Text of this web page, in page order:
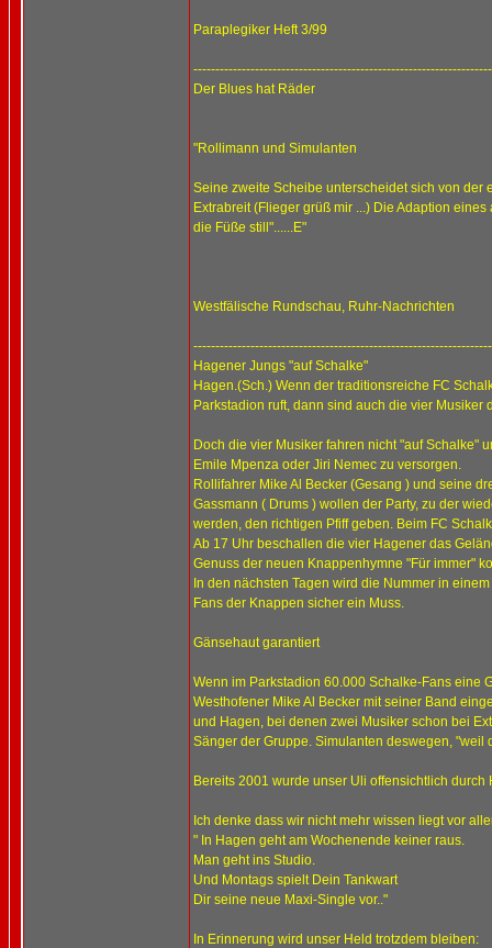
Paraplegiker Heft 3/99
Der Blues hat Räder
"Rollimann und Simulanten
Seine zweite Scheibe unterscheidet sich von
Extrabreit (Flieger grüß mir ...) Die Adaption
die Füße still"......E"
Westfälische Rundschau, Ruhr-Nachrichten
Hagener Jungs "auf Schalke"
Hagen.(Sch.) Wenn der traditionsreiche FC
Parkstadion ruft, dann sind auch die vier
Doch die vier Musiker fahren nicht "auf Schalke"
Emile Mpenza oder Jiri Nemec zu versorgen.
Rollifahrer Mike Al Becker (Gesang ) und seine
Gassmann ( Drums ) wollen der Party, zu der
werden, den richtigen Pfiff geben. Beim FC
Ab 17 Uhr beschallen die vier Hagener das
Genuss der neuen Knappenhymne "Für immer"
In den nächsten Tagen wird die Nummer in
Fans der Knappen sicher ein Muss.
Gänsehaut garantiert
Wenn im Parkstadion 60.000 Schalke-Fans eine
Westhofener Mike Al Becker mit seiner Band
und Hagen, bei denen zwei Musiker schon bei
Sänger der Gruppe. Simulanten deswegen, "weil
Bereits 2001 wurde unser Uli offensichtlich durch
Ich denke dass wir nicht mehr wissen liegt vor
" In Hagen geht am Wochenende keiner raus.
Man geht ins Studio.
Und Montags spielt Dein Tankwart
Dir seine neue Maxi-Single vor.."
In Erinnerung wird unser Held trotzdem bleiben: